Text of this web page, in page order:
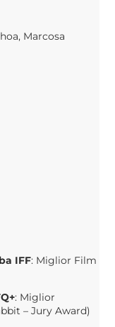
Marcosa
IFF: Miglior Film
: Miglior
– Jury Award)